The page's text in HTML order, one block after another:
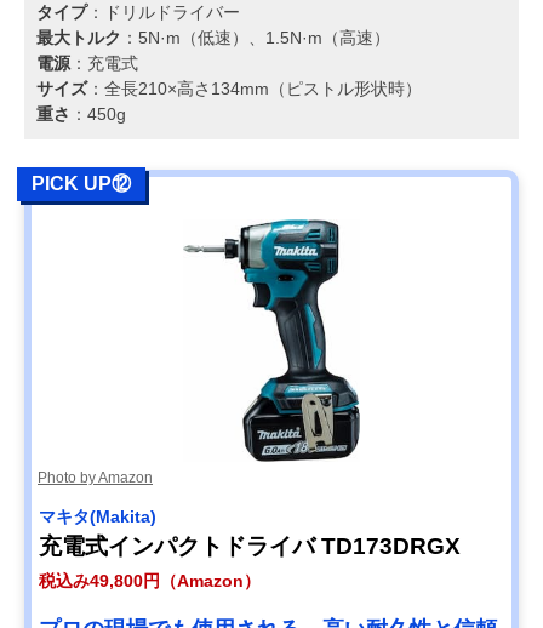
タイプ：ドリルドライバー
最大トルク ：5N·m（低速）、1.5N·m（高速）
電源 ：充電式
サイズ：全長210×高さ134mm（ピストル形状時）
重さ ：450g
PICK UP⑫
Photo by Amazon
マキタ(Makita)
充電式インパクトドライバ TD173DRGX
税込み49,800円（Amazon）